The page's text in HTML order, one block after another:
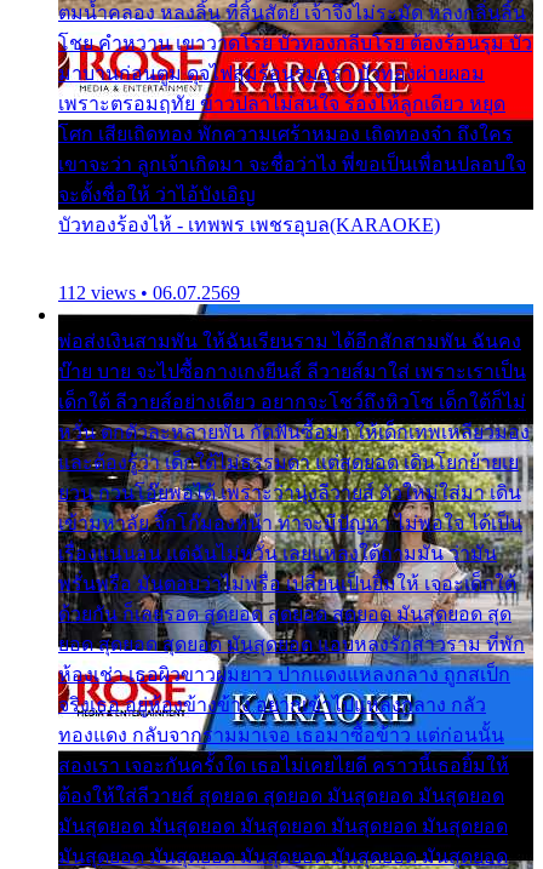
ตมน้ำคลอง หลงลิ้น ที่สิ้นสัตย์ เจ้าจึงไม่ระมัด หลงกลิ่นลิ้น
โชย คำหวาน เขาวาดโรย บัวทองกลีบโรย ต้องร้อนรุม บัว
มาบานก่อนตูม ดุจไฟสุมร้อนรุมอุรา บัวทองผ่ายผอม
เพราะตรอมฤทัย ข้าวปลาไม่สนใจ ร้องไห้ลูกเดียว หยุด
โศก เสียเถิดทอง พักความเศร้าหมอง เถิดทองจ๋า ถึงใคร
เขาจะว่า ลูกเจ้าเกิดมา จะชื่อว่าไง พี่ขอเป็นเพื่อนปลอบใจ
จะตั้งชื่อให้ ว่าไอ้บังเอิญ
บัวทองร้องไห้ - เทพพร เพชรอุบล(KARAOKE)
112 views • 06.07.2569
พ่อส่งเงินสามพัน ให้ฉันเรียนราม ได้อีกสักสามพัน ฉันคง
บ๊าย บาย จะไปซื้อกางเกงยีนส์ ลีวายส์มาใส่ เพราะเราเป็น
เด็กใต้ ลีวายส์อย่างเดียว อยากจะโชว์ถึงหิวโซ เด็กใต้ก็ไม่
หวั่น ตกตัวละหลายพัน กัดฟันซื้อมา ให้เด็กเทพเหลียวมอง
และต้องรู้ว่า เด็กใต้ไม่ธรรมดา แต่สุดยอด เดินโยกย้ายเย
ยวน กวนโอ๊ยพอได้ เพราะว่านุ่งลีวายส์ ตัวใหม่ใส่มา เดิน
เข้ามหาลัย จิ๊กโก๊มองหน้า ท่าจะมีปัญหา ไม่พอใจ ได้เป็น
เรื่องแน่นอน แต่ฉันไม่หวั่น เลยแหลงใต้ถามมัน ว่ามัน
พรั่นพรือ มันตอบว่าไม่พรื่อ เปลี่ยนเป็นยิ้มให้ เจอะเด็กใต้
ด้วยกัน ก็เลยรอด สุดยอด สุดยอด สุดยอด มันสุดยอด สุด
ยอด สุดยอด สุดยอด มันสุดยอด แอบหลงรักสาวราม ที่พัก
ห้องเช่า เธอผิวขาวผมยาว ปากแดงแหลงกลาง ถูกสเป็ก
จริงเธอ อยู่ห้องข้างข้าง อยากเข้าไปแหลงกลาง กลัว
ทองแดง กลับจากรามมาเจอ เธอมาซื้อข้าว แต่ก่อนนั้น
สองเรา เจอะกันครั้งใด เธอไม่เคยไยดี คราวนี้เธอยิ้มให้
ต้องให้ใส่ลีวายส์ สุดยอด สุดยอด มันสุดยอด มันสุดยอด
มันสุดยอด มันสุดยอด มันสุดยอด มันสุดยอด มันสุดยอด
มันสุดยอด มันสุดยอด มันสุดยอด มันสุดยอด มันสุดยอด